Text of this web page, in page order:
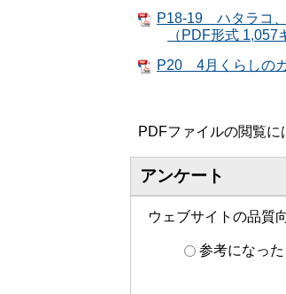
P18-19 ハタラコ、
（PDF形式 1,057
P20 4月くらしの
PDFファイルの閲覧に
アンケート
ウェブサイトの品質
参考になった